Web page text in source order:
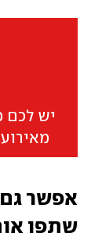
יש לכם
שתפו
אפשר